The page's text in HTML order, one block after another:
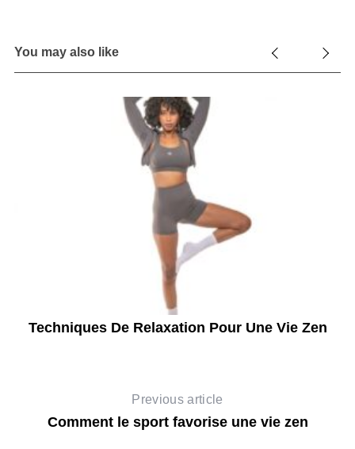
You may also like
Techniques De Relaxation Pour Une Vie Zen
Previous article
Comment le sport favorise une vie zen